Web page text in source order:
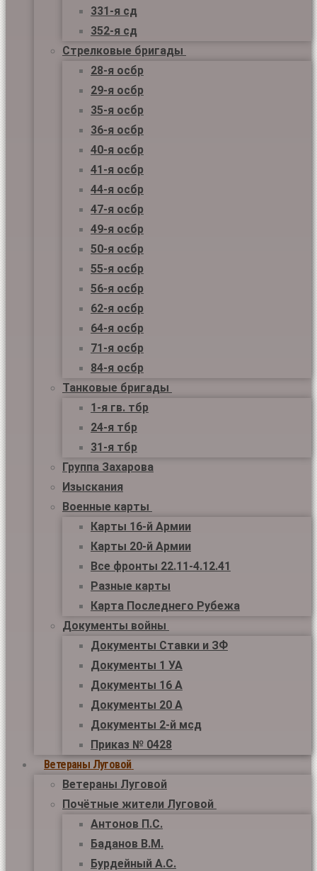
331-я сд
352-я сд
Стрелковые бригады
28-я осбр
29-я осбр
35-я осбр
36-я осбр
40-я осбр
41-я осбр
44-я осбр
47-я осбр
49-я осбр
50-я осбр
55-я осбр
56-я осбр
62-я осбр
64-я осбр
71-я осбр
84-я осбр
Танковые бригады
1-я гв. тбр
24-я тбр
31-я тбр
Группа Захарова
Изыскания
Военные карты
Карты 16-й Армии
Карты 20-й Армии
Все фронты 22.11-4.12.41
Разные карты
Карта Последнего Рубежа
Документы войны
Документы Ставки и ЗФ
Документы 1 УА
Документы 16 А
Документы 20 А
Документы 2-й мсд
Приказ № 0428
Ветераны Луговой
Ветераны Луговой
Почётные жители Луговой
Антонов П.С.
Баданов В.М.
Бурдейный А.С.